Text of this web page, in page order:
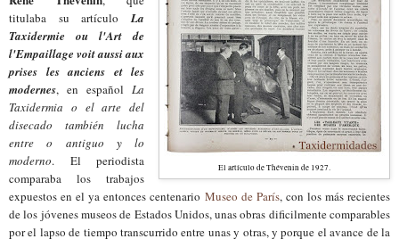
El artículo de Thévenin de 1927.
titulaba su artículoLa
Taxidermie ou l'Art de
l'Empaillage voit aussi aux
prises les anciens et les
modernes, en españolLa
Taxidermia o el arte del
disecado también lucha
entre o antiguo y lo
moderno. El periodista
comparaba los trabajos
expuestos en el ya entonces centenario Museo de París, con los más recientes
de los jóvenes museos de Estados Unidos, unas obras dificilmente comparables
por el lapso de tiempo transcurrido entre unas y otras, y porque el avance de la